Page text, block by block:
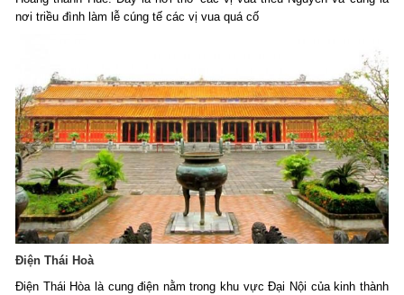
nơi triều đình làm lễ cúng tế các vị vua quá cố
Điện Thái Hoà
Điện Thái Hòa là cung điện nằm trong khu vực Đại Nội của kinh thành